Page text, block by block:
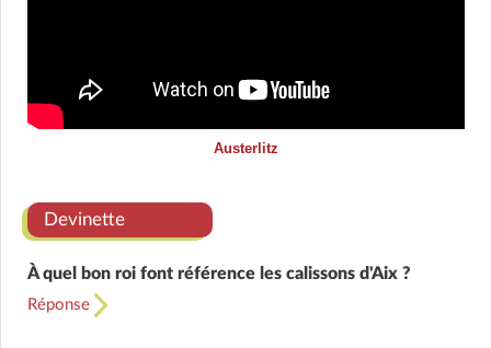
Austerlitz
Devinette
À quel bon roi font référence les calissons d'Aix ?
Réponse